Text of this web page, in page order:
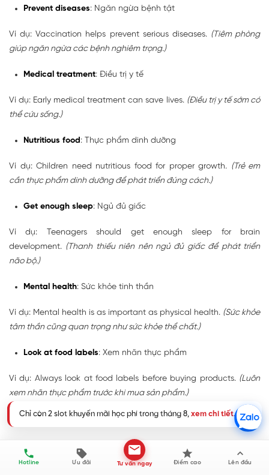
Prevent diseases: Ngăn ngừa bệnh tật
Ví dụ: Vaccination helps prevent serious diseases. (Tiêm phòng
giúp ngăn ngừa các bệnh nghiêm trọng.)
Medical treatment: Điều trị y tế
Ví dụ: Early medical treatment can save lives. (Điều trị y tế sớm có
thể cứu sống.)
Nutritious food: Thực phẩm dinh dưỡng
Ví dụ: Children need nutritious food for proper growth. (Trẻ em
cần thực phẩm dinh dưỡng để phát triển đúng cách.)
Get enough sleep: Ngủ đủ giấc
Ví dụ: Teenagers should get enough sleep for brain
development. (Thanh thiếu niên nên ngủ đủ giấc để phát triển
não bộ.)
Mental health: Sức khỏe tinh thần
Ví dụ: Mental health is as important as physical health. (Sức khỏe
tâm thần cũng quan trọng như sức khỏe thể chất.)
Look at food labels: Xem nhãn thực phẩm
Ví dụ: Always look at food labels before buying products. (Luôn
xem nhãn thực phẩm trước khi mua sản phẩm.)
Pay attention to ingredients: Chú ý đến thành phần
Ví dụ: Pay attention to ingredients when choosing healthy foods.
(Chú ý đến thành phần khi chọn thực phẩm lành mạnh.)
Hotline Ưu đãi Tư vấn ngay Điểm cao Lên đầu
Chỉ còn 2 slot khuyến mãi học phí trong tháng 8, xem chi tiết.